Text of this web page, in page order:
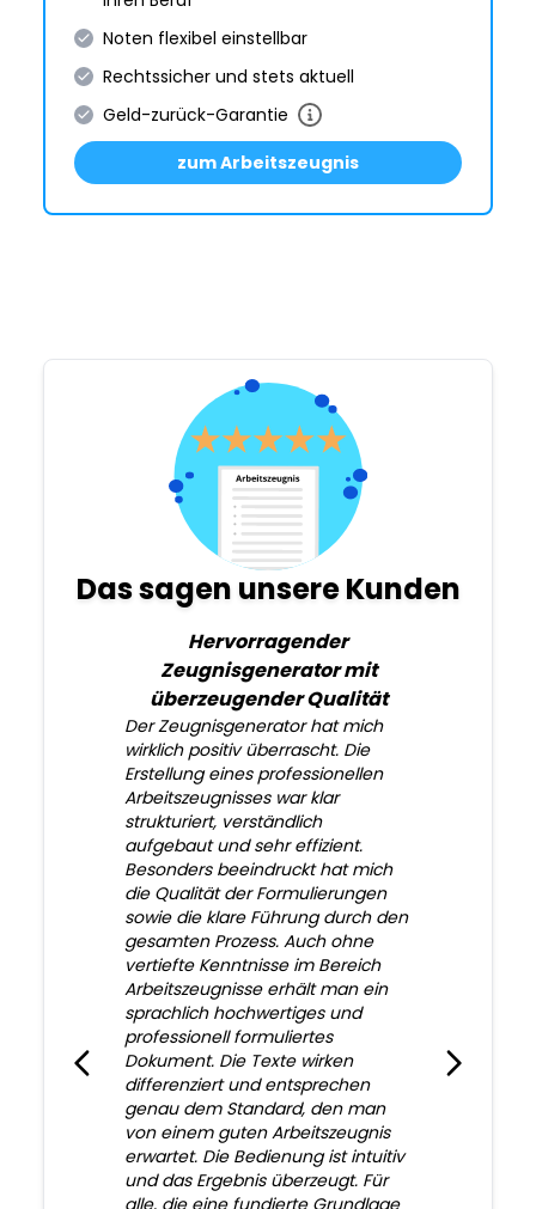
Noten flexibel einstellbar
Rechtssicher und stets aktuell
Geld-zurück-Garantie
zum Arbeitszeugnis
Das sagen unsere Kunden
Hervorragender
Zeugnisgenerator mit
überzeugender Qualität
Der Zeugnisgenerator hat mich
wirklich positiv überrascht. Die
Erstellung eines professionellen
Arbeitszeugnisses war klar
strukturiert, verständlich
aufgebaut und sehr effizient.
Besonders beeindruckt hat mich
die Qualität der Formulierungen
sowie die klare Führung durch den
gesamten Prozess. Auch ohne
vertiefte Kenntnisse im Bereich
Arbeitszeugnisse erhält man ein
sprachlich hochwertiges und
professionell formuliertes
Dokument. Die Texte wirken
differenziert und entsprechen
genau dem Standard, den man
von einem guten Arbeitszeugnis
erwartet. Die Bedienung ist intuitiv
und das Ergebnis überzeugt. Für